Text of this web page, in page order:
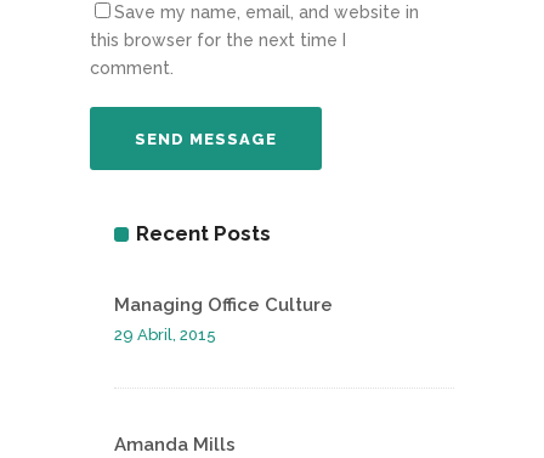
Save my name, email, and website in
this browser for the next time I
comment.
Recent Posts
Managing Office Culture
29 Abril, 2015
Amanda Mills